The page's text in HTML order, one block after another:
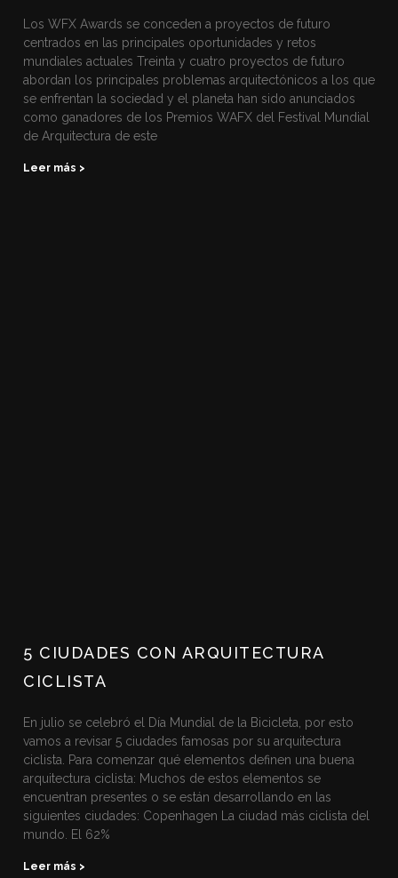
Los WFX Awards se conceden a proyectos de futuro
centrados en las principales oportunidades y retos
mundiales actuales Treinta y cuatro proyectos de futuro
abordan los principales problemas arquitectónicos a los que
se enfrentan la sociedad y el planeta han sido anunciados
como ganadores de los Premios WAFX del Festival Mundial
de Arquitectura de este
Leer más >
5 CIUDADES CON ARQUITECTURA
CICLISTA
En julio se celebró el Día Mundial de la Bicicleta, por esto
vamos a revisar 5 ciudades famosas por su arquitectura
ciclista. Para comenzar qué elementos definen una buena
arquitectura ciclista: Muchos de estos elementos se
encuentran presentes o se están desarrollando en las
siguientes ciudades: Copenhagen La ciudad más ciclista del
mundo. El 62%
Leer más >